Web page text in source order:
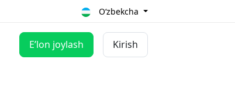
O‘zbekcha
Eʼlon joylash Kirish